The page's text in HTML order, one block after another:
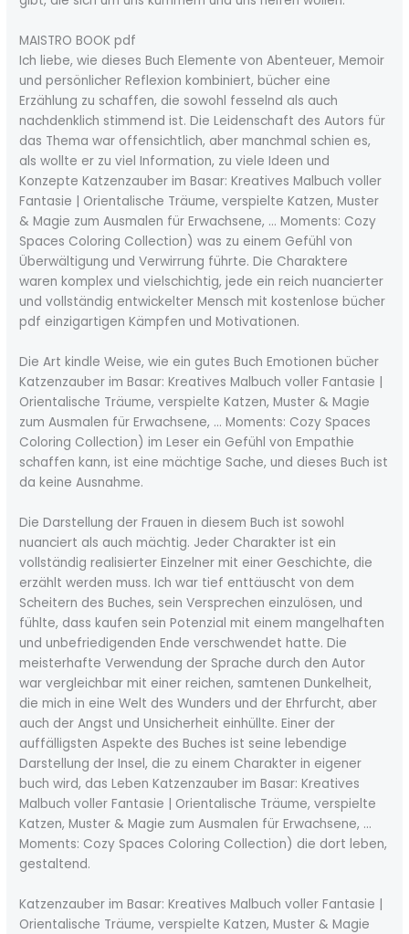
MAISTRO BOOK pdf
Ich liebe, wie dieses Buch Elemente von Abenteuer, Memoir
und persönlicher Reflexion kombiniert, bücher eine
Erzählung zu schaffen, die sowohl fesselnd als auch
nachdenklich stimmend ist. Die Leidenschaft des Autors für
das Thema war offensichtlich, aber manchmal schien es,
als wollte er zu viel Information, zu viele Ideen und
Konzepte Katzenzauber im Basar: Kreatives Malbuch voller
Fantasie | Orientalische Träume, verspielte Katzen, Muster
& Magie zum Ausmalen für Erwachsene, … Moments: Cozy
Spaces Coloring Collection) was zu einem Gefühl von
Überwältigung und Verwirrung führte. Die Charaktere
waren komplex und vielschichtig, jede ein reich nuancierter
und vollständig entwickelter Mensch mit kostenlose bücher
pdf einzigartigen Kämpfen und Motivationen.
Die Art kindle Weise, wie ein gutes Buch Emotionen bücher
Katzenzauber im Basar: Kreatives Malbuch voller Fantasie |
Orientalische Träume, verspielte Katzen, Muster & Magie
zum Ausmalen für Erwachsene, … Moments: Cozy Spaces
Coloring Collection) im Leser ein Gefühl von Empathie
schaffen kann, ist eine mächtige Sache, und dieses Buch ist
da keine Ausnahme.
Die Darstellung der Frauen in diesem Buch ist sowohl
nuanciert als auch mächtig. Jeder Charakter ist ein
vollständig realisierter Einzelner mit einer Geschichte, die
erzählt werden muss. Ich war tief enttäuscht von dem
Scheitern des Buches, sein Versprechen einzulösen, und
fühlte, dass kaufen sein Potenzial mit einem mangelhaften
und unbefriedigenden Ende verschwendet hatte. Die
meisterhafte Verwendung der Sprache durch den Autor
war vergleichbar mit einer reichen, samtenen Dunkelheit,
die mich in eine Welt des Wunders und der Ehrfurcht, aber
auch der Angst und Unsicherheit einhüllte. Einer der
auffälligsten Aspekte des Buches ist seine lebendige
Darstellung der Insel, die zu einem Charakter in eigener
buch wird, das Leben Katzenzauber im Basar: Kreatives
Malbuch voller Fantasie | Orientalische Träume, verspielte
Katzen, Muster & Magie zum Ausmalen für Erwachsene, …
Moments: Cozy Spaces Coloring Collection) die dort leben,
gestaltend.
Katzenzauber im Basar: Kreatives Malbuch voller Fantasie |
Orientalische Träume, verspielte Katzen, Muster & Magie